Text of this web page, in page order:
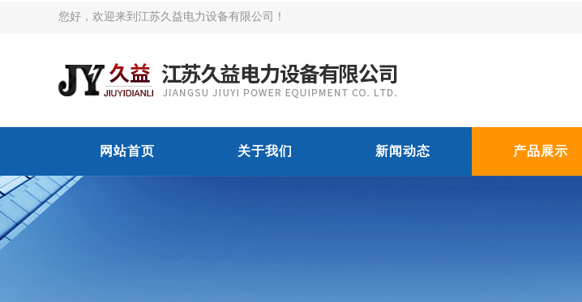
您好，欢迎来到江苏久益电力设备有限公司！
网站首页 关于我们 新闻动态 产品展示